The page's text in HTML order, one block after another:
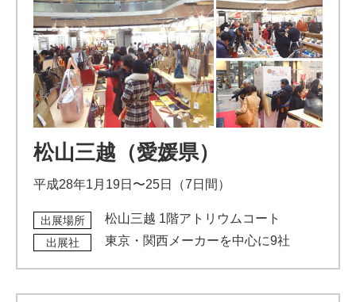
松山三越（愛媛県）
平成28年1月19日〜25日（7日間）
出展場所 松山三越 1階アトリウムコート
出展社 東京・関西メーカーを中心に9社